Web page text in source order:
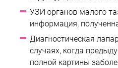
УЗИ органов малого
информация,
Диагностическая
случаях, когда
полной картины